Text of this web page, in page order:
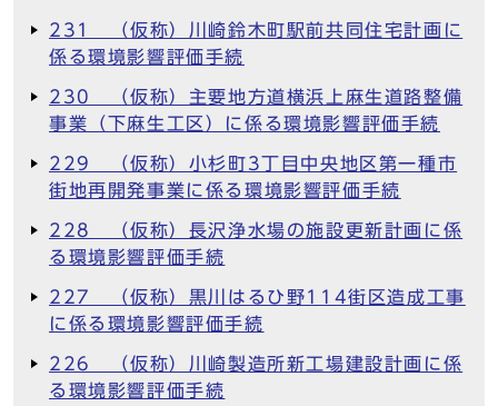
231 （仮称）川崎鈴木町駅前共同住宅計画に
係る環境影響評価手続
230 （仮称）主要地方道横浜上麻生道路整備
事業（下麻生工区）に係る環境影響評価手続
229 （仮称）小杉町3丁目中央地区第一種市
街地再開発事業に係る環境影響評価手続
228 （仮称）長沢浄水場の施設更新計画に係
る環境影響評価手続
227 （仮称）黒川はるひ野114街区造成工事
に係る環境影響評価手続
226 （仮称）川崎製造所新工場建設計画に係
る環境影響評価手続